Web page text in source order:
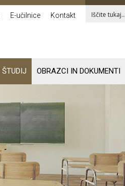
E-učilnice Kontakt
ŠTUDIJ OBRAZCI IN DOKUMENTI